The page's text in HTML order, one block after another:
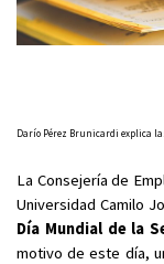
Darío Pérez Brunicardi explica
La Consejería de
Universidad Camilo
Día Mundial de la
motivo de este día,